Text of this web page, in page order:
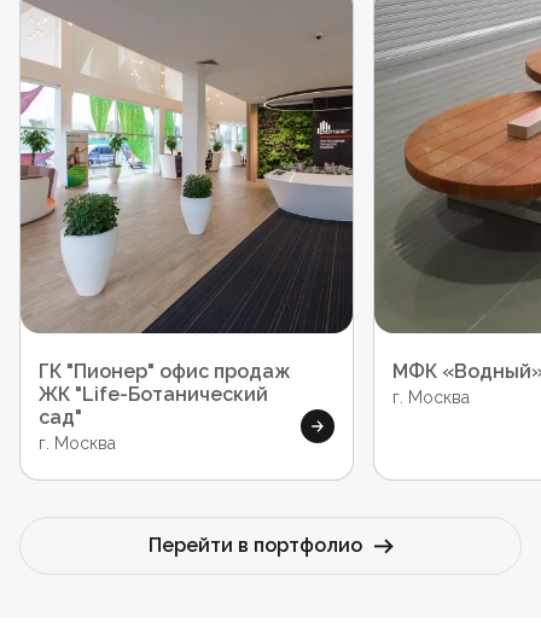
ГК "Пионер" офис продаж
ЖК "Life-Ботанический
сад"
г. Москва
МФК
г. Москва
Перейти в портфолио